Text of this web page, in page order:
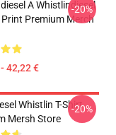
A Whistlindiesel
Premium Merch
42,22 €
-20%
Whistlin T-Shirt
Mersh Store
-20%